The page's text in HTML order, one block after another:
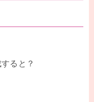
ると？